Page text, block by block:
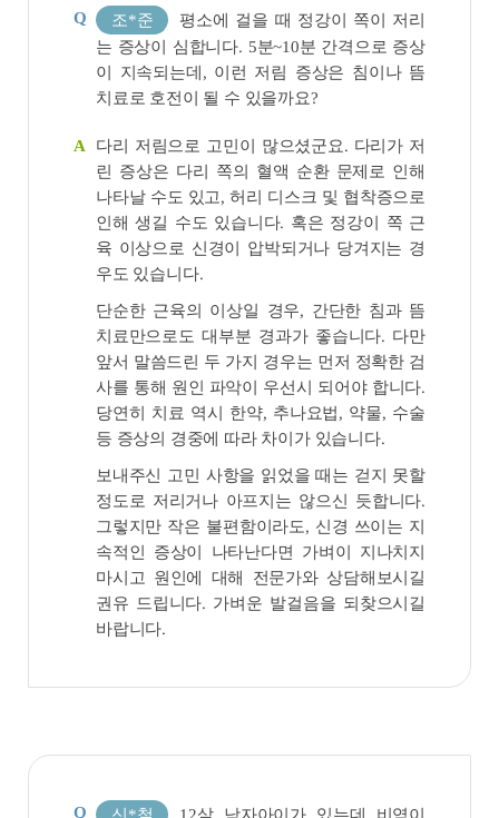
Q 조*준 평소에 걸을 때 정강이 쪽이 저리
는 증상이 심합니다. 5분~10분 간격으로 증상
이 지속되는데, 이런 저림 증상은 침이나 뜸
치료로 호전이 될 수 있을까요?
A 다리 저림으로 고민이 많으셨군요. 다리가 저
린 증상은 다리 쪽의 혈액 순환 문제로 인해
나타날 수도 있고, 허리 디스크 및 협착증으로
인해 생길 수도 있습니다. 혹은 정강이 쪽 근
육 이상으로 신경이 압박되거나 당겨지는 경
우도 있습니다.
단순한 근육의 이상일 경우, 간단한 침과 뜸
치료만으로도 대부분 경과가 좋습니다. 다만
앞서 말씀드린 두 가지 경우는 먼저 정확한 검
사를 통해 원인 파악이 우선시 되어야 합니다.
당연히 치료 역시 한약, 추나요법, 약물, 수술
등 증상의 경중에 따라 차이가 있습니다.
보내주신 고민 사항을 읽었을 때는 걷지 못할
정도로 저리거나 아프지는 않으신 듯합니다.
그렇지만 작은 불편함이라도, 신경 쓰이는 지
속적인 증상이 나타난다면 가벼이 지나치지
마시고 원인에 대해 전문가와 상담해보시길
권유 드립니다. 가벼운 발걸음을 되찾으시길
바랍니다.
Q